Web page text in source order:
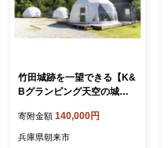
竹田城跡を一望できる【K&
Bグランピング天空の城】
寄附金額 140,000円
兵庫県朝来市